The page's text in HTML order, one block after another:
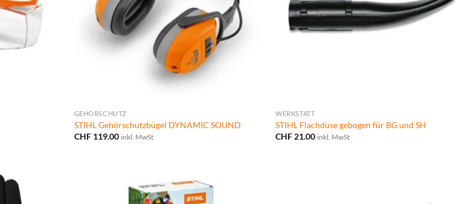
GEHÖRSCHUTZ
STIHL Gehörschutzbügel DYNAMIC SOUND
CHF119.00 inkl. MwSt
WERKSTATT
STIHL Flachdüse gebogen für BG und SH
CHF 21.00 inkl. MwSt